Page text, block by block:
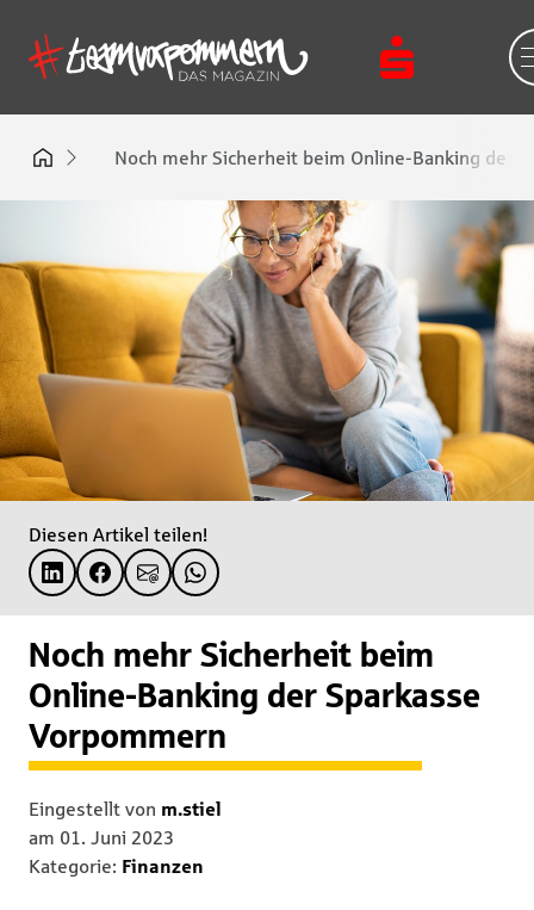
Noch mehr Sicherheit beim Online-Banking der
Diesen Artikel teilen!
Noch mehr Sicherheit beim
Online-Banking der Sparkasse
Vorpommern
Eingestellt von m.stiel
am 01. Juni 2023
Kategorie: Finanzen